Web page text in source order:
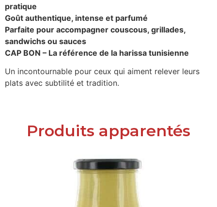
pratique
Goût authentique, intense et parfumé
Parfaite pour accompagner couscous, grillades,
sandwichs ou sauces
CAP BON – La référence de la harissa tunisienne
Un incontournable pour ceux qui aiment relever leurs
plats avec subtilité et tradition.
Produits apparentés